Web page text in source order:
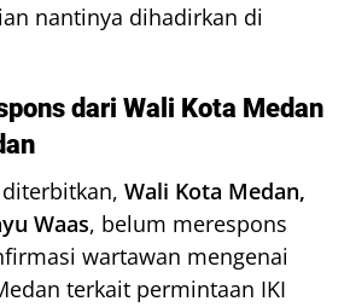
nantinya dihadirkan di
dari Wali Kota Medan
Wali Kota Medan,
Waas, belum merespons
wartawan mengenai
terkait permintaan IKI